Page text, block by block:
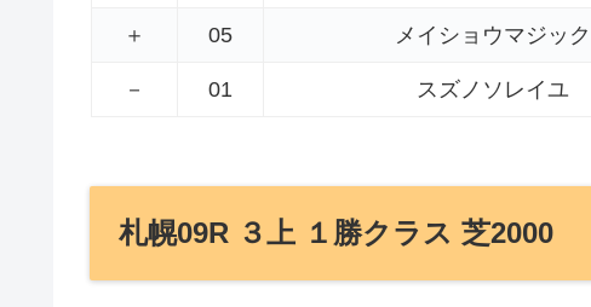
＋ 05 メイショウマジック
－ 01 スズノソレイユ
札幌09R ３上 １勝クラス 芝2000